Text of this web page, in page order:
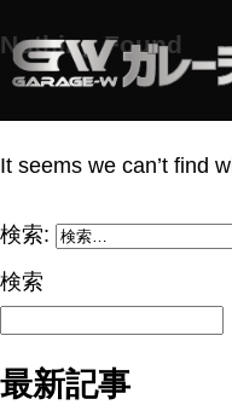
Nothing Found
It seems we can’t find
検索:
検索
最新記事